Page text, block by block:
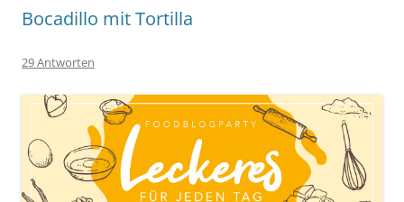
Bocadillo mit Tortilla
29 Antworten